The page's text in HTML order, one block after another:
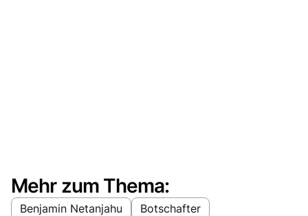
Mehr zum Thema:
Benjamin Netanjahu
Botschafter